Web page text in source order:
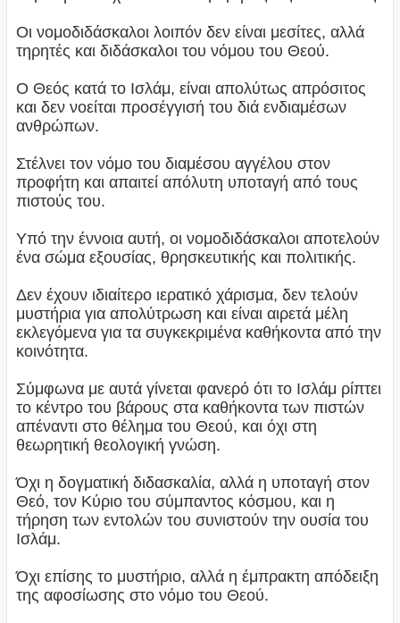
Οι νομοδιδάσκαλοι λοιπόν δεν είναι μεσίτες, αλλά
τηρητές και διδάσκαλοι του νόμου του Θεού.
Ο Θεός κατά το Ισλάμ, είναι απολύτως απρόσιτος
και δεν νοείται προσέγγισή του διά ενδιαμέσων
ανθρώπων.
Στέλνει τον νόμο του διαμέσου αγγέλου στον
προφήτη και απαιτεί απόλυτη υποταγή από τους
πιστούς του.
Υπό την έννοια αυτή, οι νομοδιδάσκαλοι αποτελούν
ένα σώμα εξουσίας, θρησκευτικής και πολιτικής.
Δεν έχουν ιδιαίτερο ιερατικό χάρισμα, δεν τελούν
μυστήρια για απολύτρωση και είναι αιρετά μέλη
εκλεγόμενα για τα συγκεκριμένα καθήκοντα από την
κοινότητα.
Σύμφωνα με αυτά γίνεται φανερό ότι το Ισλάμ ρίπτει
το κέντρο του βάρους στα καθήκοντα των πιστών
απέναντι στο θέλημα του Θεού, και όχι στη
θεωρητική θεολογική γνώση.
Όχι η δογματική διδασκαλία, αλλά η υποταγή στον
Θεό, τον Κύριο του σύμπαντος κόσμου, και η
τήρηση των εντολών του συνιστούν την ουσία του
Ισλάμ.
Όχι επίσης το μυστήριο, αλλά η έμπρακτη απόδειξη
της αφοσίωσης στο νόμο του Θεού.